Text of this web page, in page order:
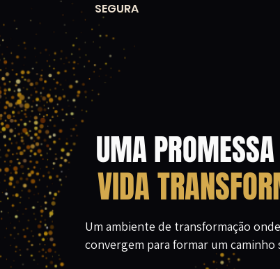
SEGURA
UMA
VIDA
Um ambiente de transformação
convergem para formar um